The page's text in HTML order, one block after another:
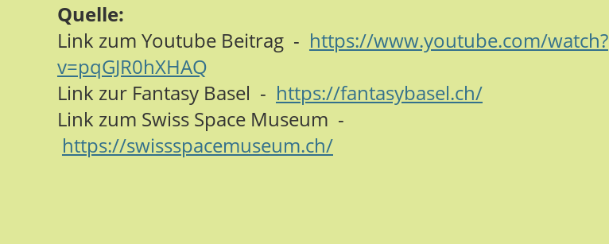
Quelle:
Link zum Youtube Beitrag - https://www.youtube.com/watch?
v=pqGJR0hXHAQ
Link zur Fantasy Basel - https://fantasybasel.ch/
Link zum Swiss Space Museum -
https://swissspacemuseum.ch/